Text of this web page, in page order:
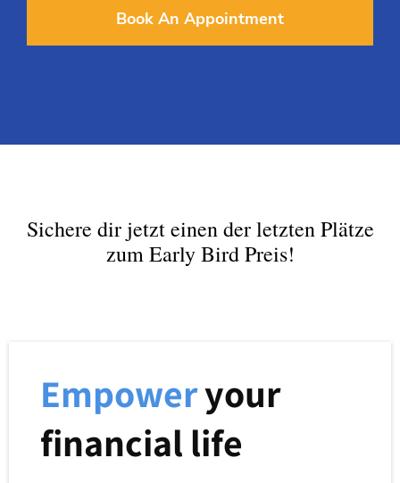
Book An Appointment
Sichere dir jetzt einen der letzten Plätze
zum Early Bird Preis!
Empoweryour
financial life